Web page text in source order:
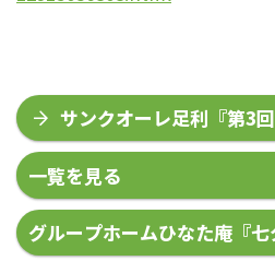
サンクオーレ足利『第3
会』
一覧を見る
グループホームひなた庵『七